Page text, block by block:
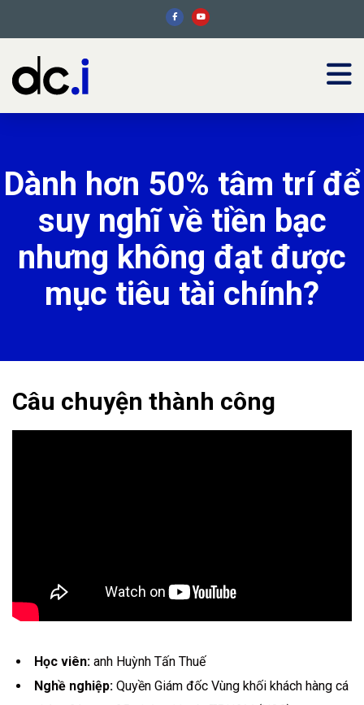
Dành hơn 50% tâm trí để
suy nghĩ về tiền bạc
nhưng không đạt được
mục tiêu tài chính?
Câu chuyện thành công
Học viên: anh Huỳnh Tấn Thuế
Nghề nghiệp: Quyền Giám đốc Vùng khối khách hàng cá